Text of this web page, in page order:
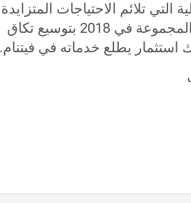
تلائم الاحتياجات المتزايدة
لعملاء التجوزئة ومستثمرين المؤسسات. قامت المجموعة في 2018 بتوسيع تكاق
يطلع خدماته في فيتنام.